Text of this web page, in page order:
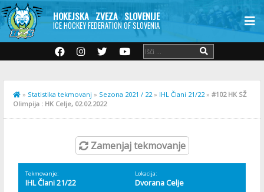
HOKEJSKA ZVEZA SLOVENIJE
ICE HOCKEY FEDERATION OF SLOVENIA
» Statistika tekmovanj » Sezona 2021 / 22» IHL Člani 21/22» #102 HK SŽ
Olimpija : HK Celje, 02.02.2022
Zamenjaj tekmovanje
Tekmovanje:
IHL Člani 21/22
Lokacija:
Dvorana Celje